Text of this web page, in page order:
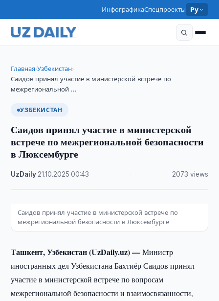
ИнфографикаСпецпроекты Ру
Главная›Узбекистан›
Саидов принял участие в министерской встрече по
межрегиональной …
УЗБЕКИСТАН
Саидов принял участие в министерской
встрече по межрегиональной безопасности
в Люксембурге
UzDaily 21.10.2025 ·00:43 2073 views
Саидов принял участие в министерской встрече по
межрегиональной безопасности в Люксембурге
Ташкент, Узбекистан (UzDaily.uz) —Министр
иностранных дел Узбекистана Бахтиёр Саидов принял
участие в министерской встрече по вопросам
межрегиональной безопасности и взаимосвязанности,